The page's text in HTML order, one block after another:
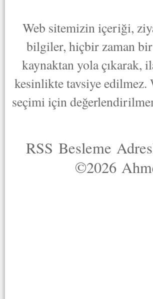
Web sitemizin içeriği,
bilgiler, hiçbir zaman
kaynaktan yola çıkarak,
kesinlikte tavsiye
seçimi için
RSS Besleme
©2026